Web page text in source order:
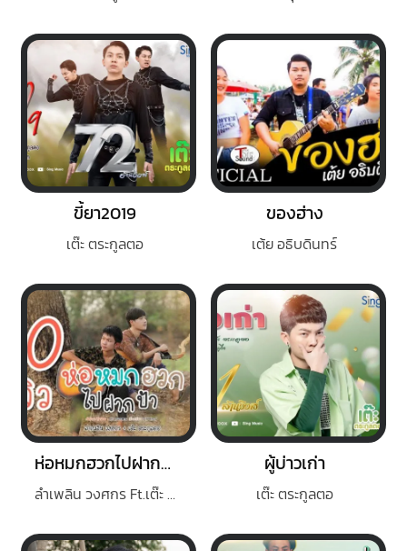
ขี้ยา2019
เต๊ะ ตระกูลตอ
ของฮ่าง
เต้ย อธิบดินทร์
ห่อหมกฮวกไปฝากป้า
ลำเพลิน วงศกร Ft.เต๊ะ ตระกูลตอ
ผู้บ่าวเก่า
เต๊ะ ตระกูลตอ